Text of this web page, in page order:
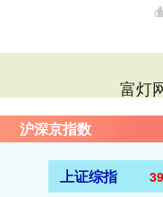
富灯
沪深京指数
上证综指